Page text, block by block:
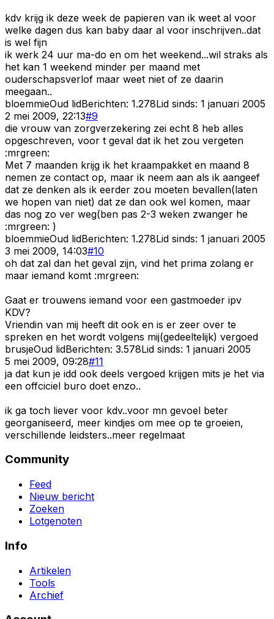
kdv krijg ik deze week de papieren van ik weet al voor
welke dagen dus kan baby daar al voor inschrijven..dat
is wel fijn
ik werk 24 uur ma-do en om het weekend...wil straks als
het kan 1 weekend minder per maand met
ouderschapsverlof maar weet niet of ze daarin
meegaan..
bloemmieOud lidBerichten: 1.278Lid sinds: 1 januari 2005
2 mei 2009, 22:13#9
die vrouw van zorgverzekering zei echt 8 heb alles
opgeschreven, voor t geval dat ik het zou vergeten
:mrgreen:
Met 7 maanden krijg ik het kraampakket en maand 8
nemen ze contact op, maar ik neem aan als ik aangeef
dat ze denken als ik eerder zou moeten bevallen(laten
we hopen van niet) dat ze dan ook wel komen, maar
das nog zo ver weg(ben pas 2-3 weken zwanger he
:mrgreen: )
bloemmieOud lidBerichten: 1.278Lid sinds: 1 januari 2005
3 mei 2009, 14:03#10
oh dat zal dan het geval zijn, vind het prima zolang er
maar iemand komt :mrgreen:
Gaat er trouwens iemand voor een gastmoeder ipv
KDV?
Vriendin van mij heeft dit ook en is er zeer over te
spreken en het wordt volgens mij(gedeeltelijk) vergoed
brusjeOud lidBerichten: 3.578Lid sinds: 1 januari 2005
5 mei 2009, 09:28#11
ja dat kun je idd ook deels vergoed krijgen mits je het via
een offciciel buro doet enzo..
ik ga toch liever voor kdv..voor mn gevoel beter
georganiseerd, meer kindjes om mee op te groeien,
verschillende leidsters..meer regelmaat
Community
Feed
Nieuw bericht
Zoeken
Lotgenoten
Info
Artikelen
Tools
Archief